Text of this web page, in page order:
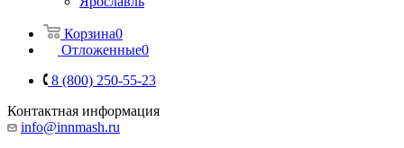
Корзина0
Отложенные0
8 (800) 250-55-23
Контактная информация
info@innmash.ru